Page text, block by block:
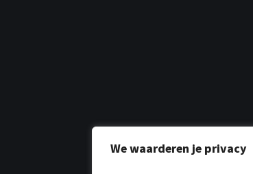
We waarderen je privacy